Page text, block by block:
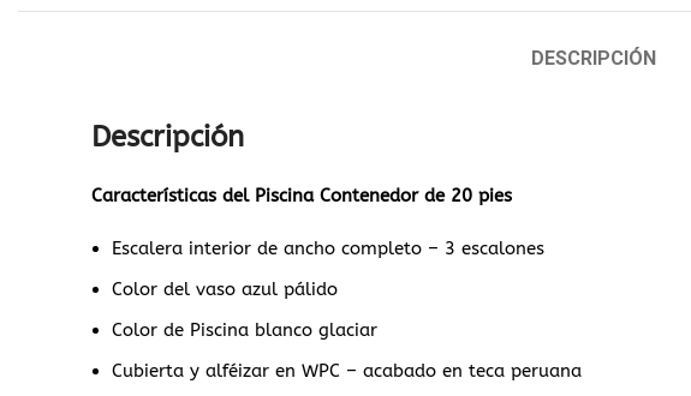
DESCRIPCIÓN
Descripción
Características del Piscina Contenedor de 20 pies
Escalera interior de ancho completo – 3 escalones
Color del vaso azul pálido
Color de Piscina blanco glaciar
Cubierta y alféizar en WPC – acabado en teca peruana